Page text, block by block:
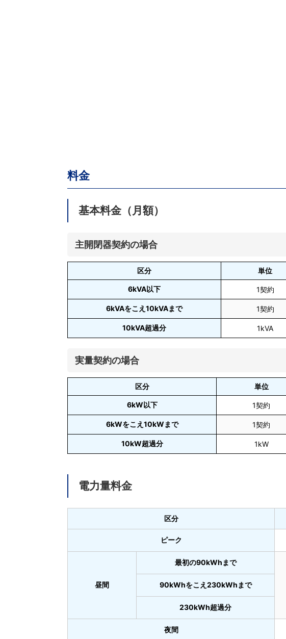
料金
基本料金（月額）
主開閉器契約の場合
区分 単位
6kVA以下 1契約
6kVAをこえ10kVAまで 1契約
10kVA超過分 1kVA
実量契約の場合
区分 単位
6kW以下 1契約
6kWをこえ10kWまで 1契約
10kW超過分 1kW
電力量料金
区分
ピーク
昼間
最初の90kWhまで
90kWhをこえ230kWhまで
230kWh超過分
夜間